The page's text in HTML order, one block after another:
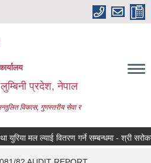
प्रदेश, नेपाल
विकास, गुणस्तरीय सेवा र
मल ल्याई वितरण गर्ने सम्बन्धमा - श्री